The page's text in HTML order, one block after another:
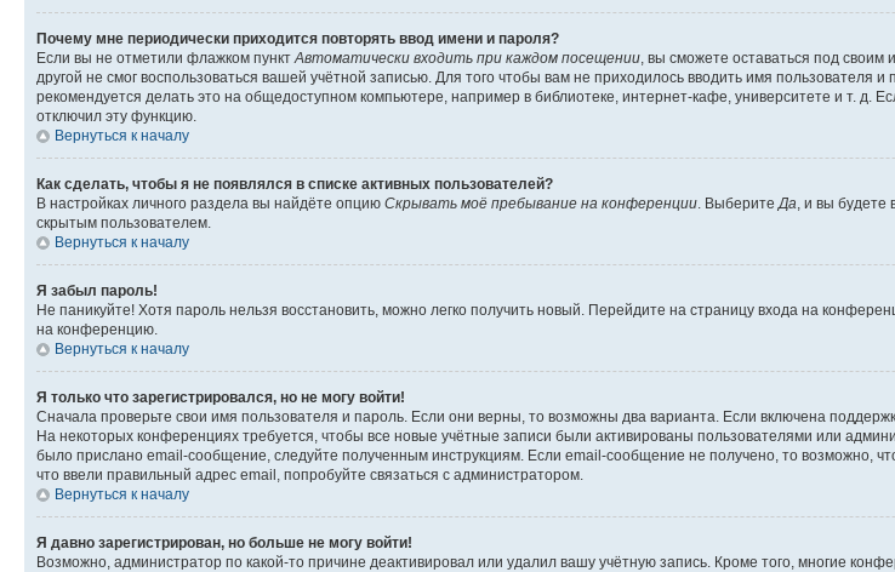
Почему мне периодически приходится повторять ввод имени и пароля?
Если вы не отметили флажком пунктАвтоматически входить при каждом посещении, вы сможете оставаться под своим
другой не смог воспользоваться вашей учётной записью. Для того чтобы вам не приходилось вводить имя
рекомендуется делать это на общедоступном компьютере, например в библиотеке, интернет-кафе, университете и т. д.
отключил эту функцию.
Вернуться к началу
Как сделать, чтобы я не появлялся в списке активных пользователей?
В настройках личного раздела вы найдёте опцию Скрывать моё пребывание на конференции. ВыберитеДа, и вы будете
скрытым пользователем.
Вернуться к началу
Я забыл пароль!
Не паникуйте! Хотя пароль нельзя восстановить, можно легко получить новый. Перейдите на страницу входа на
на конференцию.
Вернуться к началу
Я только что зарегистрировался, но не могу войти!
Сначала проверьте свои имя пользователя и пароль. Если они верны, то возможны два варианта. Если включена
На некоторых конференциях требуется, чтобы все новые учётные записи были активированы пользователями или
было прислано email-сообщение, следуйте полученным инструкциям. Если email-сообщение не получено, то возможно,
что ввели правильный адрес email, попробуйте связаться с администратором.
Вернуться к началу
Я давно зарегистрирован, но больше не могу войти!
Возможно, администратор по какой-то причине деактивировал или удалил вашу учётную запись. Кроме того, многие